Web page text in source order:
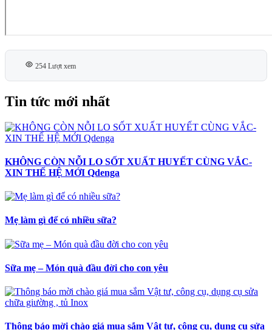
254 Lượt xem
Tin tức mới nhất
KHÔNG CÒN NỖI LO SỐT XUẤT HUYẾT CÙNG VẮC-
XIN THẾ HỆ MỚI Qdenga
Mẹ làm gì để có nhiều sữa?
Sữa mẹ – Món quà đầu đời cho con yêu
Thông báo mời chào giá mua sắm Vật tư, công cụ, dụng cụ sửa